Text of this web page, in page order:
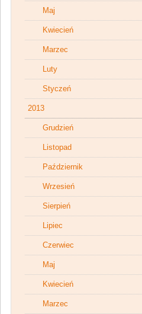
Maj
Kwiecień
Marzec
Luty
Styczeń
2013
Grudzień
Listopad
Październik
Wrzesień
Sierpień
Lipiec
Czerwiec
Maj
Kwiecień
Marzec